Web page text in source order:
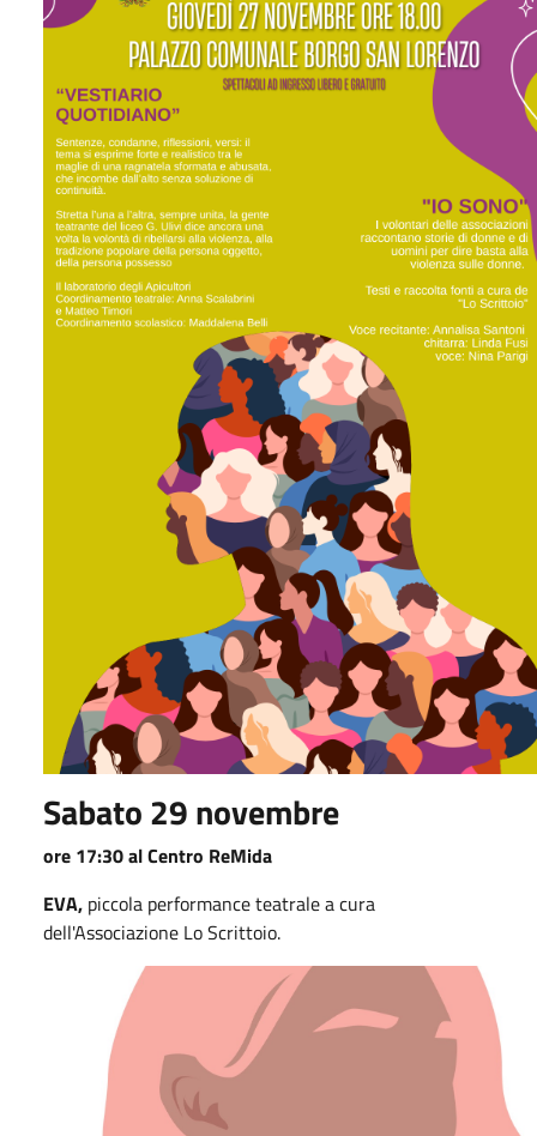
Sabato 29 novembre
ore 17:30 al Centro ReMida
EVA, piccola performance teatrale a cura
dell'Associazione Lo Scrittoio.